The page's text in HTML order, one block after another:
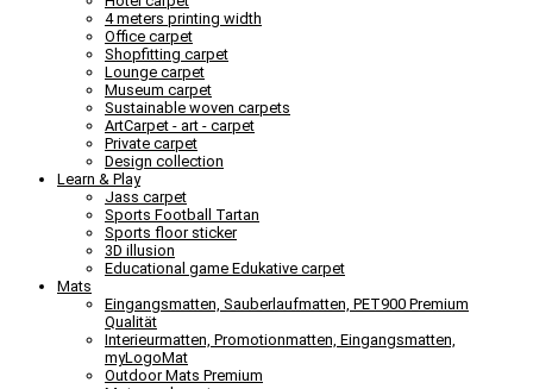
4 meters printing width
Office carpet
Shopfitting carpet
Lounge carpet
Museum carpet
Sustainable woven carpets
ArtCarpet - art - carpet
Private carpet
Design collection
Learn & Play
Jass carpet
Sports Football Tartan
Sports floor sticker
3D illusion
Educational game Edukative carpet
Mats
Eingangsmatten, Sauberlaufmatten, PET900 Premium
Qualität
Interieurmatten, Promotionmatten, Eingangsmatten,
myLogoMat
Outdoor Mats Premium